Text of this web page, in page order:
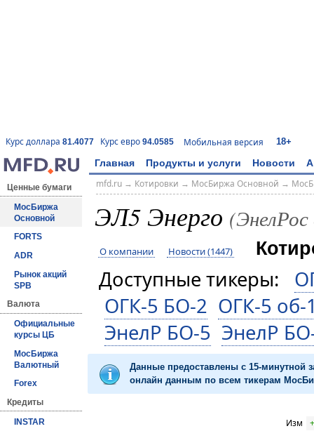
Курс доллара 81.4077 Курс евро 94.0585 Мобильная версия 18+
Главная Продукты и услуги Новости
Ценные бумаги
МосБиржа
Основной
FORTS
ADR
Рынок акций
SPB
Валюта
Официальные
курсы ЦБ
МосБиржа
Валютный
Forex
Кредиты
INSTAR
mfd.ru→ Котировки → МосБиржа Основной →
ЭЛ5 Энерго
О компании Новости (1447)
Доступные тикеры:
ОГК-5 БО-2 ОГК-5 об-
ЭнелР БО-5 ЭнелР
Данные предоставлены с 15-минутной
онлайн данным по всем тикерам
Изм